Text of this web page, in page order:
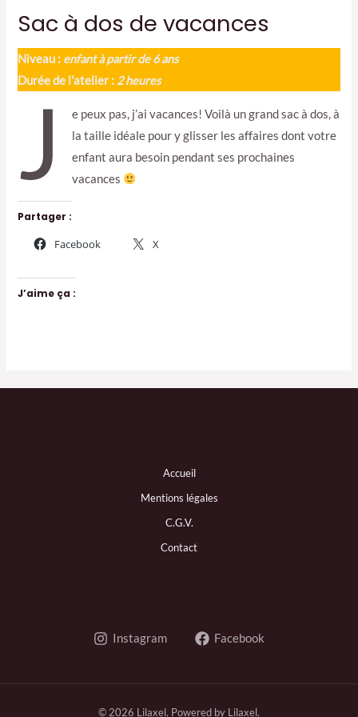
Sac à dos de vacances
Niveau : enfant à partir de 6 ans
Durée de l’atelier : 2 heures
J
e peux pas, j’ai vacances! Voilà un grand sac à dos, à
la taille idéale pour y glisser les affaires dont votre
enfant aura besoin pendant ses prochaines
vacances
Partager :
Facebook X
J’aime ça :
Accueil
Mentions légales
C.G.V.
Contact
Instagram Facebook
© 2026 Lilaxel. Powered by Lilaxel.